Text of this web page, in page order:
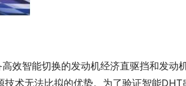
效智能切换的发动机经济直驱挡和发动
术无法比拟的优势。为了验证智能DHT